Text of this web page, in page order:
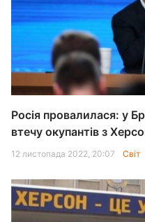
Росія провалилася: у
втечу окупантів з
12 листопада 2022, 20:07 Світ